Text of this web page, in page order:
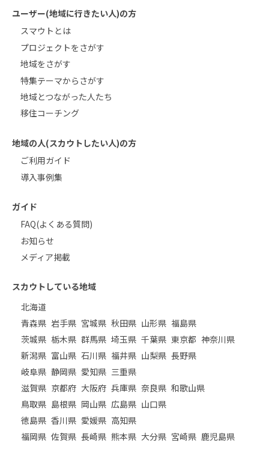
ユーザー(地域に行きたい人)の方
スマウトとは
プロジェクトをさがす
地域をさがす
特集テーマからさがす
地域とつながった人たち
移住コーチング
地域の人(スカウトしたい人)の方
ご利用ガイド
導入事例集
ガイド
FAQ(よくある質問)
お知らせ
メディア掲載
スカウトしている地域
北海道
青森県 岩手県 宮城県 秋田県 山形県 福島県
茨城県 栃木県 群馬県 埼玉県 千葉県 東京都 神奈川県
新潟県 富山県 石川県 福井県 山梨県 長野県
岐阜県 静岡県 愛知県 三重県
滋賀県 京都府 大阪府 兵庫県 奈良県 和歌山県
鳥取県 島根県 岡山県 広島県 山口県
徳島県 香川県 愛媛県 高知県
福岡県 佐賀県 長崎県 熊本県 大分県 宮崎県 鹿児島県